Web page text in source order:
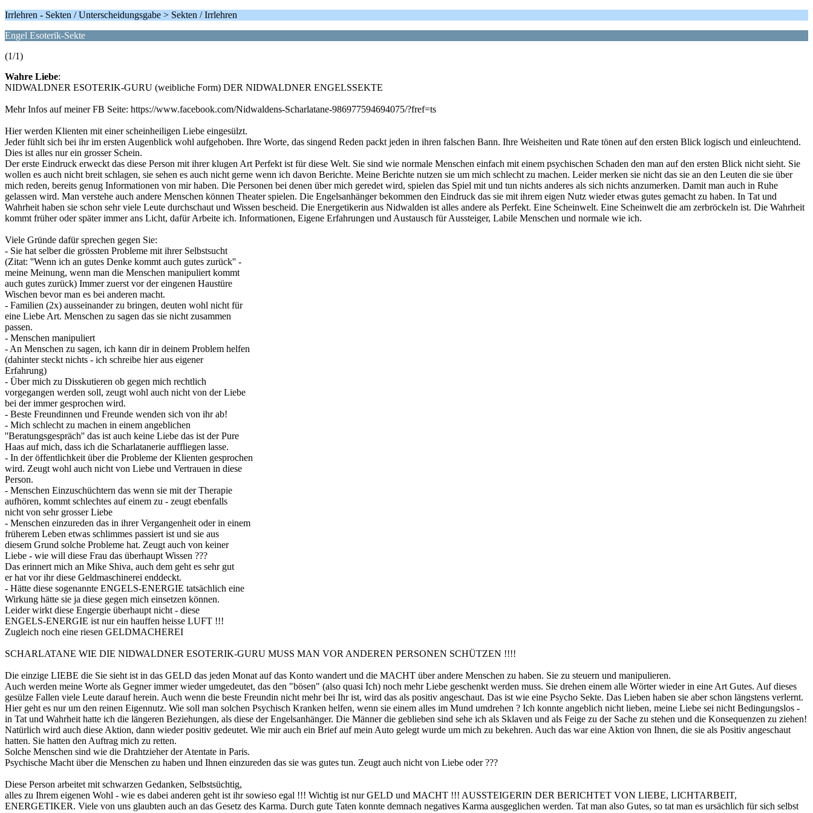
Irrlehren - Sekten / Unterscheidungsgabe > Sekten / Irrlehren
Engel Esoterik-Sekte
(1/1)
Wahre Liebe:
NIDWALDNER ESOTERIK-GURU (weibliche Form) DER NIDWALDNER ENGELSSEKTE
Mehr Infos auf meiner FB Seite: https://www.facebook.com/Nidwaldens-Scharlatane-986977594694075/?fref=ts
Hier werden Klienten mit einer scheinheiligen Liebe eingesülzt.
Jeder fühlt sich bei ihr im ersten Augenblick wohl aufgehoben. Ihre Worte, das singend Reden packt jeden in ihren falschen Bann. Ihre Weisheiten und Rate tönen auf den ersten Blick logisch und einleuchtend.
Dies ist alles nur ein grosser Schein.
Der erste Eindruck erweckt das diese Person mit ihrer klugen Art Perfekt ist für diese Welt. Sie sind wie normale Menschen einfach mit einem psychischen Schaden den man auf den ersten Blick nicht sieht. Sie
wollen es auch nicht breit schlagen, sie sehen es auch nicht gerne wenn ich davon Berichte. Meine Berichte nutzen sie um mich schlecht zu machen. Leider merken sie nicht das sie an den Leuten die sie über
mich reden, bereits genug Informationen von mir haben. Die Personen bei denen über mich geredet wird, spielen das Spiel mit und tun nichts anderes als sich nichts anzumerken. Damit man auch in Ruhe
gelassen wird. Man verstehe auch andere Menschen können Theater spielen. Die Engelsanhänger bekommen den Eindruck das sie mit ihrem eigen Nutz wieder etwas gutes gemacht zu haben. In Tat und
Wahrheit haben sie schon sehr viele Leute durchschaut und Wissen bescheid. Die Energetikerin aus Nidwalden ist alles andere als Perfekt. Eine Scheinwelt. Eine Scheinwelt die am zerbröckeln ist. Die Wahrheit
kommt früher oder später immer ans Licht, dafür Arbeite ich. Informationen, Eigene Erfahrungen und Austausch für Aussteiger, Labile Menschen und normale wie ich.
Viele Gründe dafür sprechen gegen Sie:
- Sie hat selber die grössten Probleme mit ihrer Selbstsucht
(Zitat: ''Wenn ich an gutes Denke kommt auch gutes zurück'' -
meine Meinung, wenn man die Menschen manipuliert kommt
auch gutes zurück) Immer zuerst vor der eingenen Haustüre
Wischen bevor man es bei anderen macht.
- Familien (2x) ausseinander zu bringen, deuten wohl nicht für
eine Liebe Art. Menschen zu sagen das sie nicht zusammen
passen.
- Menschen manipuliert
- An Menschen zu sagen, ich kann dir in deinem Problem helfen
(dahinter steckt nichts - ich schreibe hier aus eigener
Erfahrung)
- Über mich zu Disskutieren ob gegen mich rechtlich
vorgegangen werden soll, zeugt wohl auch nicht von der Liebe
bei der immer gesprochen wird.
- Beste Freundinnen und Freunde wenden sich von ihr ab!
- Mich schlecht zu machen in einem angeblichen
''Beratungsgespräch'' das ist auch keine Liebe das ist der Pure
Haas auf mich, dass ich die Scharlatanerie auffliegen lasse.
- In der öffentlichkeit über die Probleme der Klienten gesprochen
wird. Zeugt wohl auch nicht von Liebe und Vertrauen in diese
Person.
- Menschen Einzuschüchtern das wenn sie mit der Therapie
aufhören, kommt schlechtes auf einem zu - zeugt ebenfalls
nicht von sehr grosser Liebe
- Menschen einzureden das in ihrer Vergangenheit oder in einem
früherem Leben etwas schlimmes passiert ist und sie aus
diesem Grund solche Probleme hat. Zeugt auch von keiner
Liebe - wie will diese Frau das überhaupt Wissen ???
Das erinnert mich an Mike Shiva, auch dem geht es sehr gut
er hat vor ihr diese Geldmaschinerei enddeckt.
- Hätte diese sogenannte ENGELS-ENERGIE tatsächlich eine
Wirkung hätte sie ja diese gegen mich einsetzen können.
Leider wirkt diese Engergie überhaupt nicht - diese
ENGELS-ENERGIE ist nur ein hauffen heisse LUFT !!!
Zugleich noch eine riesen GELDMACHEREI
SCHARLATANE WIE DIE NIDWALDNER ESOTERIK-GURU MUSS MAN VOR ANDEREN PERSONEN SCHÜTZEN !!!!
Die einzige LIEBE die Sie sieht ist in das GELD das jeden Monat auf das Konto wandert und die MACHT über andere Menschen zu haben. Sie zu steuern und manipulieren.
Auch werden meine Worte als Gegner immer wieder umgedeutet, das den "bösen" (also quasi Ich) noch mehr Liebe geschenkt werden muss. Sie drehen einem alle Wörter wieder in eine Art Gutes. Auf dieses
gesülze Fallen viele Leute darauf herein. Auch wenn die beste Freundin nicht mehr bei Ihr ist, wird das als positiv angeschaut. Das ist wie eine Psycho Sekte. Das Lieben haben sie aber schon längstens verlernt.
Hier geht es nur um den reinen Eigennutz. Wie soll man solchen Psychisch Kranken helfen, wenn sie einem alles im Mund umdrehen ? Ich konnte angeblich nicht lieben, meine Liebe sei nicht Bedingungslos -
in Tat und Wahrheit hatte ich die längeren Beziehungen, als diese der Engelsanhänger. Die Männer die geblieben sind sehe ich als Sklaven und als Feige zu der Sache zu stehen und die Konsequenzen zu ziehen!
Natürlich wird auch diese Aktion, dann wieder positiv gedeutet. Wie mir auch ein Brief auf mein Auto gelegt wurde um mich zu bekehren. Auch das war eine Aktion von Ihnen, die sie als Positiv angeschaut
hatten. Sie hatten den Auftrag mich zu retten.
Solche Menschen sind wie die Drahtzieher der Atentate in Paris.
Psychische Macht über die Menschen zu haben und Ihnen einzureden das sie was gutes tun. Zeugt auch nicht von Liebe oder ???
Diese Person arbeitet mit schwarzen Gedanken, Selbstsüchtig,
alles zu Ihrem eigenen Wohl - wie es dabei anderen geht ist ihr sowieso egal !!! Wichtig ist nur GELD und MACHT !!! AUSSTEIGERIN DER BERICHTET VON LIEBE, LICHTARBEIT,
ENERGETIKER. Viele von uns glaubten auch an das Gesetz des Karma. Durch gute Taten konnte demnach negatives Karma ausgeglichen werden. Tat man also Gutes, so tat man es ursächlich für sich selbst